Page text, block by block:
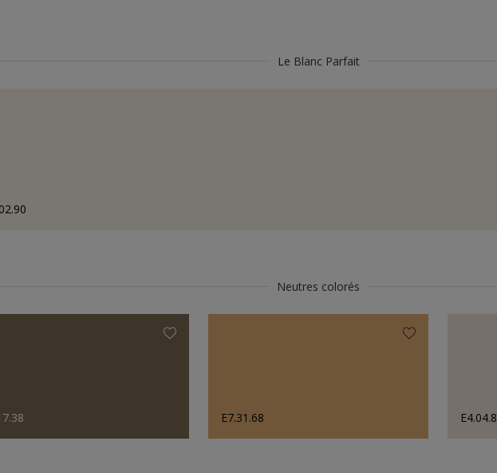
Le Blanc Parfait
Neutres colorés
E7.31.68